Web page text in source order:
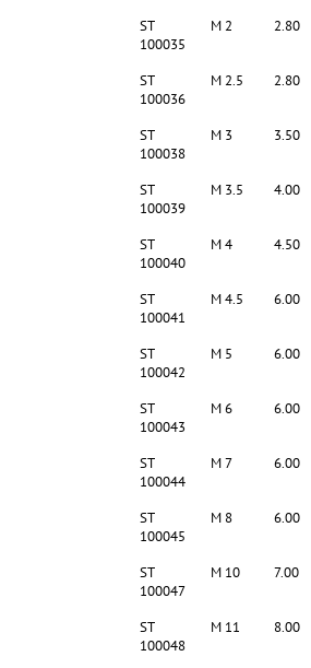
ST
100035
M 2 2.80
ST
100036
M 2.5 2.80
ST
100038
M 3 3.50
ST
100039
M 3.5 4.00
ST
100040
M 4 4.50
ST
100041
M 4.5 6.00
ST
100042
M 5 6.00
ST
100043
M 6 6.00
ST
100044
M 7 6.00
ST
100045
M 8 6.00
ST
100047
M 10 7.00
ST
100048
M 11 8.00